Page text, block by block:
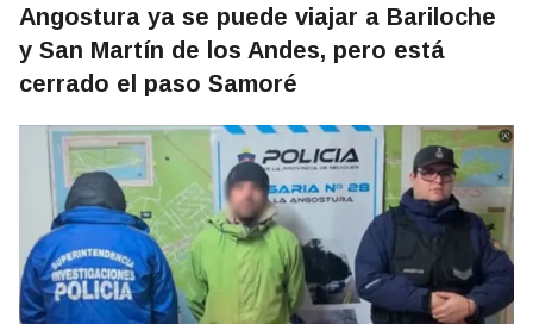
Angostura ya se puede viajar a Bariloche
y San Martín de los Andes, pero está
cerrado el paso Samoré